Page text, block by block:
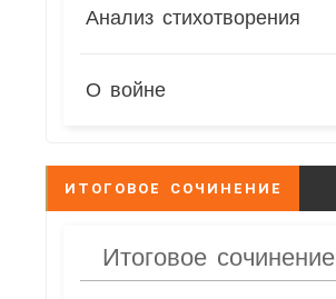
Анализ стихотворения
О войне
ИТОГОВОЕ СОЧИНЕНИЕ
Итоговое сочинение